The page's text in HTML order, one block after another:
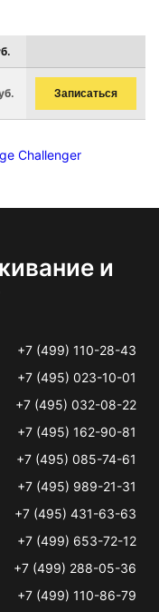
Записаться
Challenger
и
+7 (499) 110-28-43
+7 (495) 023-10-01
+7 (495) 032-08-22
+7 (495) 162-90-81
+7 (495) 085-74-61
+7 (495) 989-21-31
+7 (495) 431-63-63
+7 (499) 653-72-12
+7 (499) 288-05-36
+7 (499) 110-86-79